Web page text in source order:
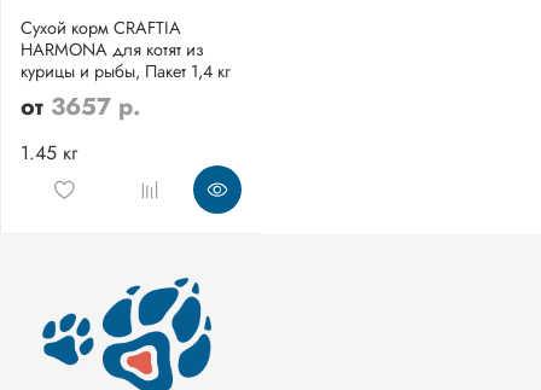
Сухой корм CRAFTIA
HARMONA для котят из
курицы и рыбы, Пакет 1,4 кг
от 3657 р.
1.45 кг